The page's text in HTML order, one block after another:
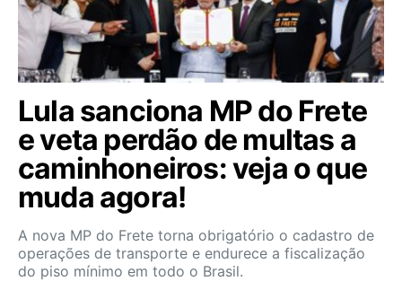
Lula sanciona MP do Frete
e veta perdão de multas a
caminhoneiros: veja o que
muda agora!
A nova MP do Frete torna obrigatório o cadastro de
operações de transporte e endurece a fiscalização
do piso mínimo em todo o Brasil.